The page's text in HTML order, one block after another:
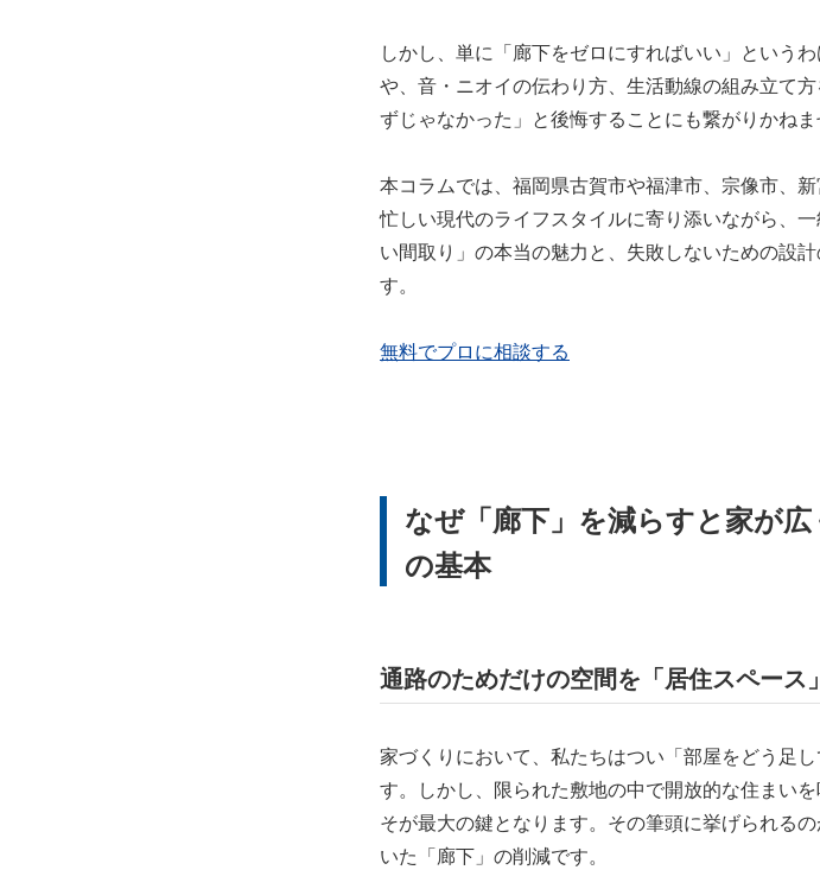
しかし、単に「廊下をゼロにすればいい」という
や、音・ニオイの伝わり方、生活動線の組み立て
ずじゃなかった」と後悔することにも繋がりかねま
本コラムでは、福岡県古賀市や福津市、宗像市、
忙しい現代のライフスタイルに寄り添いながら、
い間取り」の本当の魅力と、失敗しないための設
す。
無料でプロに相談する
なぜ「廊下」を減らすと家が
の基本
通路のためだけの空間を「居住スペース
家づくりにおいて、私たちはつい「部屋をどう足
す。しかし、限られた敷地の中で開放的な住まい
そが最大の鍵となります。その筆頭に挙げられる
いた「廊下」の削減です。